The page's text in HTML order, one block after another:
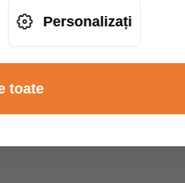
Personalizați
toate